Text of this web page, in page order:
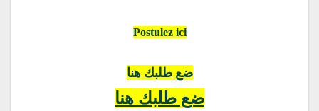
Postulez ici
ضع طلبك هنا
ضع طلبك هنا